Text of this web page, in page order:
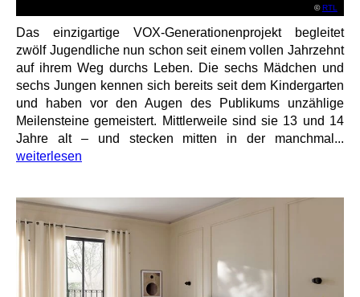
©RTL
Das einzigartige VOX-Generationenprojekt begleitet
zwölf Jugendliche nun schon seit einem vollen Jahrzehnt
auf ihrem Weg durchs Leben. Die sechs Mädchen und
sechs Jungen kennen sich bereits seit dem Kindergarten
und haben vor den Augen des Publikums unzählige
Meilensteine gemeistert. Mittlerweile sind sie 13 und 14
Jahre alt – und stecken mitten in der manchmal...
weiterlesen